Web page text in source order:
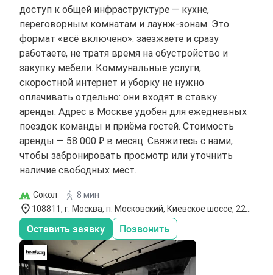
доступ к общей инфраструктуре — кухне,
переговорным комнатам и лаунж-зонам. Это
формат «всё включено»: заезжаете и сразу
работаете, не тратя время на обустройство и
закупку мебели. Коммунальные услуги,
скоростной интернет и уборку не нужно
оплачивать отдельно: они входят в ставку
аренды. Адрес в Москве удобен для ежедневных
поездок команды и приёма гостей. Стоимость
аренды — 58 000 ₽ в месяц. Свяжитесь с нами,
чтобы забронировать просмотр или уточнить
наличие свободных мест.
Сокол
8 мин
108811, г. Москва, п. Московский, Киевское шоссе, 22-й
км, Бизнес-парк `Румянцево`
Оставить заявку Позвонить